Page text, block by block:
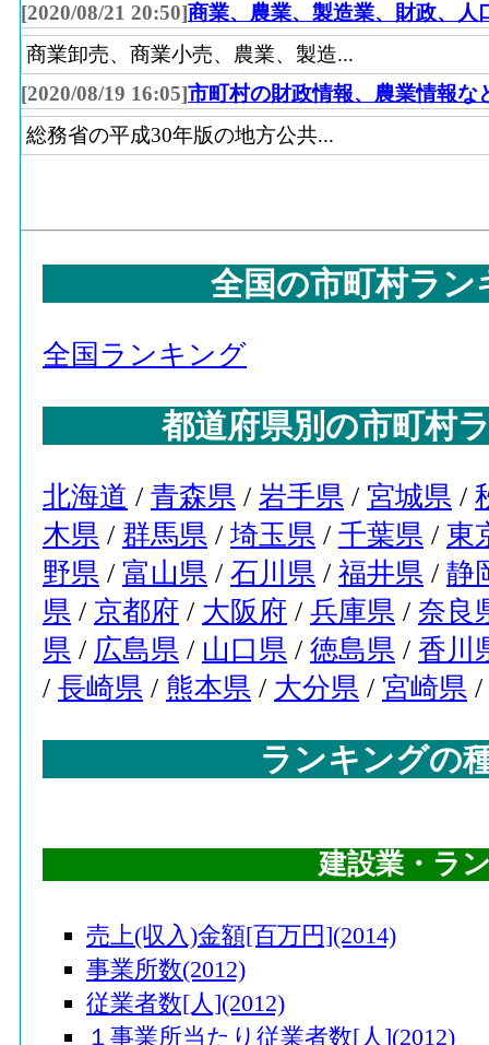
[2020/08/21 20:50]商業、農業、製造業、財政、人
商業卸売、商業小売、農業、製造...
[2020/08/19 16:05]市町村の財政情報、農業情報な
総務省の平成30年版の地方公共...
全国の市町村ラ
全国ランキング
都道府県別の市町村
北海道 / 青森県 / 岩手県 / 宮城県 /
木県 / 群馬県 / 埼玉県 / 千葉県 / 東
野県 / 富山県 / 石川県 / 福井県 / 静
県 / 京都府 / 大阪府 / 兵庫県 / 奈良
県 / 広島県 / 山口県 / 徳島県 / 香川
/ 長崎県 / 熊本県 / 大分県 / 宮崎県 /
ランキングの
建設業・ラ
売上(収入)金額[百万円](2014)
事業所数(2012)
従業者数[人](2012)
１事業所当たり従業者数[人](2012)